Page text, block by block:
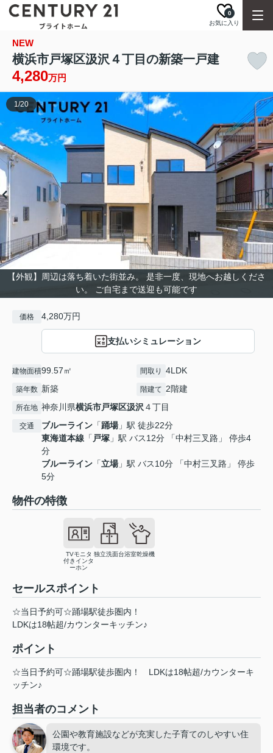
お気に入り
0
NEW
横浜市戸塚区汲沢４丁目の新築一戸建
4,280万円
【外観】周辺は落ち着いた街並み。 是非一度、現地へお越しくださ
い。 ご自宅まで送迎も可能です
1/20
価格 4,280万円
支払いシミュレーション
建物面積99.57㎡ 間取り 4LDK
築年数 新築 階建て 2階建
所在地 神奈川県横浜市戸塚区汲沢４丁目
交通 ブルーライン 「踊場」駅 徒歩22分
東海道本線 「 戸塚 」駅 バス12分 「中村三叉路」 停歩4
分
ブルーライン 「立場」駅 バス10分 「中村三叉路」 停歩
5分
物件の特徴
TVモニタ
付きインタ
ーホン
独立洗面台浴室乾燥機
セールスポイント
☆当日予約可☆踊場駅徒歩圏内！
LDKは18帖超/カウンターキッチン♪
ポイント
☆当日予約可☆踊場駅徒歩圏内！
LDKは18帖超/カウンターキ
ッチン♪
担当者のコメント
公園や教育施設などが充実した子育てのしやすい住
環境です。